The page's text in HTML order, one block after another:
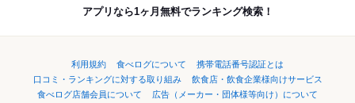
アプリなら1ヶ月無料でランキング検索！
利用規約 食べログについて
携帯電話番号認証とは
口コミ・ランキングに対する取り組み
飲食店・飲食企業様向けサービス
食べログ店舗会員について
広告（メーカー・団体様等向け）について